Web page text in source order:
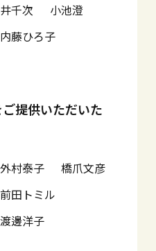
千次
小池澄
内藤ひろ子
提供いただいた
外村泰子
橋爪文彦
前田トミル
渡邊洋子